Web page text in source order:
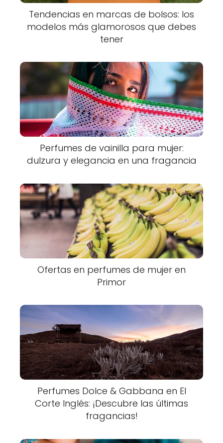
Tendencias en marcas de bolsos: los
modelos más glamorosos que debes
tener
Perfumes de vainilla para mujer:
dulzura y elegancia en una fragancia
Ofertas en perfumes de mujer en
Primor
Perfumes Dolce & Gabbana en El
Corte Inglés: ¡Descubre las últimas
fragancias!